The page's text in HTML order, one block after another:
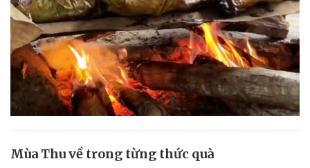
Mùa Thu về trong từng thức quà